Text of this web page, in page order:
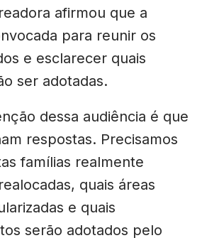
afirmou que a
para reunir os
e esclarecer quais
ser adotadas.
dessa audiência é que
respostas. Precisamos
famílias realmente
quais áreas
e quais
serão adotados pelo